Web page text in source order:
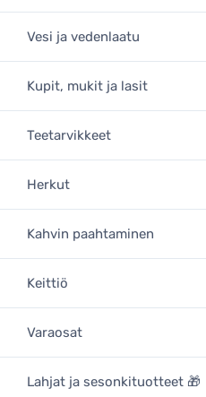
Vesi ja vedenlaatu
Kupit, mukit ja lasit
Teetarvikkeet
Herkut
Kahvin paahtaminen
Keittiö
Varaosat
Lahjat ja sesonkituotteet 🎁